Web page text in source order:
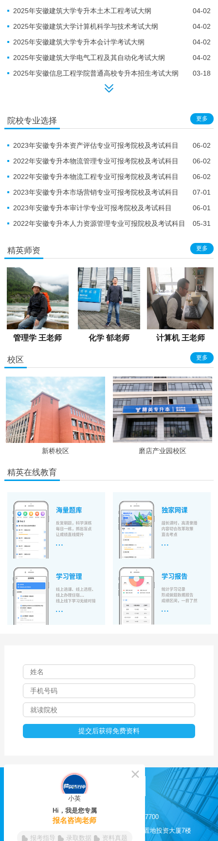
2025年安徽建筑大学专升本土木工程考试大纲
04-02
2025年安徽建筑大学计算机科学与技术考试大纲
04-02
2025年安徽建筑大学专升本会计学考试大纲
04-02
2025年安徽建筑大学电气工程及其自动化考试大纲
04-02
2025年安徽信息工程学院普通高校专升本招生考试大纲
03-18
院校专业选择 更多
2023年安徽专升本资产评估专业可报考院校及考试科目
06-02
2022年安徽专升本物流管理专业可报考院校及考试科目
06-02
2022年安徽专升本物流工程专业可报考院校及考试科目
06-02
2023年安徽专升本市场营销专业可报考院校及考试科目
07-01
2023年安徽专升本审计学专业可报考院校及考试科目
06-01
2022年安徽专升本人力资源管理专业可报院校及考试科目
05-31
精英师资 更多
管理学 王老师 化学 郁老师 计算机 王老师
校区 更多
新桥校区 磨店产业园校区
精英在线教育
0551-62817525 / 62817700
合肥市长江西路200号置地投资大厦7楼
小英
Hi，我是您专属
报名咨询老师
报考指导 录取数据 资料真题